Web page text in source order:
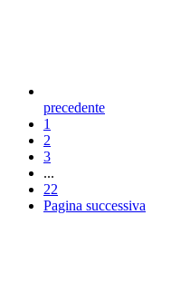
precedente
1
2
3
...
22
Pagina successiva